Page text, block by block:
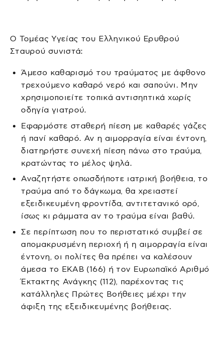
Ο Τομέας Υγείας του Ελληνικού Ερυθρού
Σταυρού συνιστά:
Άμεσο καθαρισμό του τραύματος με άφθονο
τρεχούμενο καθαρό νερό και σαπούνι. Μην
χρησιμοποιείτε τοπικά αντισηπτικά χωρίς
οδηγία γιατρού.
Εφαρμόστε σταθερή πίεση με καθαρές γάζες
ή πανί καθαρό. Αν η αιμορραγία είναι έντονη,
διατηρήστε συνεχή πίεση πάνω στο τραύμα,
κρατώντας το μέλος ψηλά.
Αναζητήστε οπωσδήποτε ιατρική βοήθεια, το
τραύμα από το δάγκωμα, θα χρειαστεί
εξειδικευμένη φροντίδα, αντιτετανικό ορό,
ίσως κι ράμματα αν το τραύμα είναι βαθύ.
Σε περίπτωση που το περιστατικό συμβεί σε
απομακρυσμένη περιοχή ή η αιμορραγία είναι
έντονη, οι πολίτες θα πρέπει να καλέσουν
άμεσα το ΕΚΑΒ (166) ή τον Ευρωπαϊκό Αριθμό
Έκτακτης Ανάγκης (112), παρέχοντας τις
κατάλληλες Πρώτες Βοήθειες μέχρι την
άφιξη της εξειδικευμένης βοήθειας.